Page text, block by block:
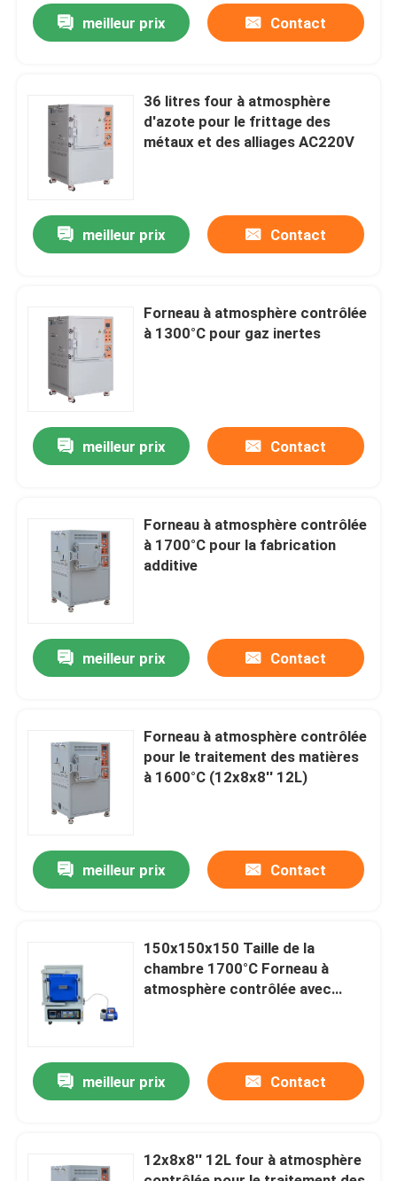
À la maison
Vidéos
Visite de l'usine
Contrôle de la qualité
Demandez un devis
Programtherm
Chauffage à haute température
meilleur prix Contact
36 litres four à atmosphère
d'azote pour le frittage des
métaux et des alliages AC220V
meilleur prix Contact
Forneau à atmosphère contrôlée
à 1300°C pour gaz inertes
meilleur prix Contact
Forneau à atmosphère contrôlée
à 1700°C pour la fabrication
additive
meilleur prix Contact
Forneau à atmosphère contrôlée
pour le traitement des matières
à 1600°C (12x8x8′′ 12L)
meilleur prix Contact
150x150x150 Taille de la
chambre 1700°C Forneau à
atmosphère contrôlée avec
meilleur prix Contact
12x8x8′′ 12L four à atmosphère